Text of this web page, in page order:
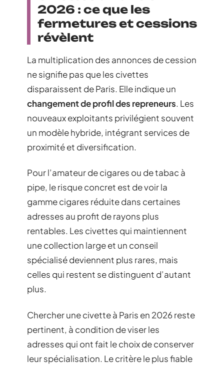
2026 : ce que les
fermetures et cessions
révèlent
La multiplication des annonces de cession
ne signifie pas que les civettes
disparaissent de Paris. Elle indique un
changement de profil des repreneurs. Les
nouveaux exploitants privilégient souvent
un modèle hybride, intégrant services de
proximité et diversification.
Pour l’amateur de cigares ou de tabac à
pipe, le risque concret est de voir la
gamme cigares réduite dans certaines
adresses au profit de rayons plus
rentables. Les civettes qui maintiennent
une collection large et un conseil
spécialisé deviennent plus rares, mais
celles qui restent se distinguent d’autant
plus.
Chercher une civette à Paris en 2026 reste
pertinent, à condition de viser les
adresses qui ont fait le choix de conserver
leur spécialisation. Le critère le plus fiable